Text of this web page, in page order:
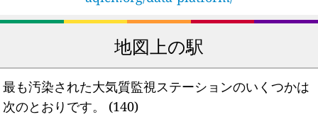
地図上の駅
最も汚染された大気質監視ステーションのいくつかは
次のとおりです。
(140)